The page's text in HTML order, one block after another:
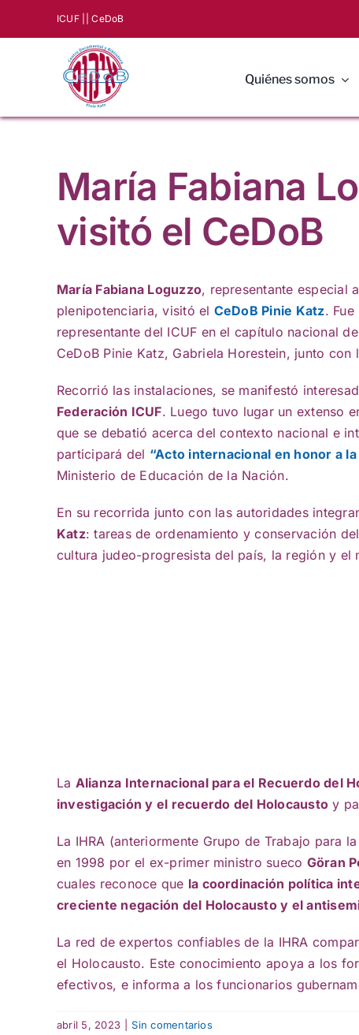
ICUF | | CeDoB
Quiénes somos
María Fabiana
visitó el CeDoB
María Fabiana Loguzzo, representante especial
plenipotenciaria, visitó el CeDoB Pinie Katz.
representante del ICUF en el capítulo nacional
CeDoB Pinie Katz, Gabriela Horestein, junto
Recorrió las instalaciones, se manifestó
Federación ICUF. Luego tuvo lugar un extenso
que se debatió acerca del contexto nacional e
participará del “Acto internacional en honor a
Ministerio de Educación de la Nación.
En su recorrida junto con las autoridades
Katz: tareas de ordenamiento y conservación
cultura judeo-progresista del país, la región y el
La Alianza Internacional para el Recuerdo del
investigación y el recuerdo del Holocausto y
La IHRA (anteriormente Grupo de Trabajo para
en 1998 por el ex-primer ministro sueco Göran
cuales reconoce que la coordinación política
creciente negación del Holocausto y el
La red de expertos confiables de la IHRA
el Holocausto. Este conocimiento apoya a los
efectivos, e informa a los funcionarios
abril 5, 2023 Sin comentarios